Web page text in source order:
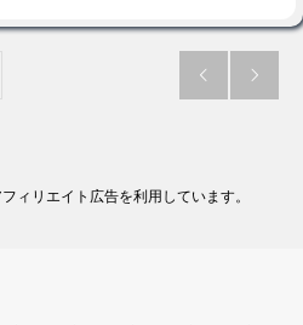
 
ィリエイト広告を利用しています。